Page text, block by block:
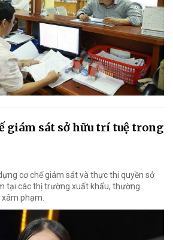
giám sát sở hữu trí tuệ trong
cơ chế giám sát và thực thi quyền sở
tại các thị trường xuất khẩu, thường
phạm.